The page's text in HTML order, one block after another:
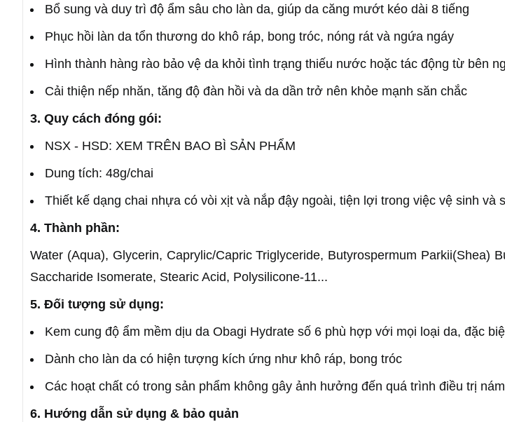
Bổ sung và duy trì độ ẩm sâu cho làn da, giúp da căng mướt kéo dài 8 tiếng
Phục hồi làn da tổn thương do khô ráp, bong tróc, nóng rát và ngứa ngáy
Hình thành hàng rào bảo vệ da khỏi tình trạng thiếu nước hoặc tác động từ bên
Cải thiện nếp nhăn, tăng độ đàn hồi và da dần trở nên khỏe mạnh săn chắc
3. Quy cách đóng gói:
NSX - HSD: XEM TRÊN BAO BÌ SẢN PHẨM
Dung tích: 48g/chai
Thiết kế dạng chai nhựa có vòi xịt và nắp đậy ngoài, tiện lợi trong việc vệ sinh và
4. Thành phần:
Water (Aqua), Glycerin, Caprylic/Capric Triglyceride, Butyrospermum Parkii(Shea)
Saccharide Isomerate, Stearic Acid, Polysilicone-11...
5. Đối tượng sử dụng:
Kem cung độ ẩm mềm dịu da Obagi Hydrate số 6 phù hợp với mọi loại da, đặc
Dành cho làn da có hiện tượng kích ứng như khô ráp, bong tróc
Các hoạt chất có trong sản phẩm không gây ảnh hưởng đến quá trình điều trị
6. Hướng dẫn sử dụng & bảo quản